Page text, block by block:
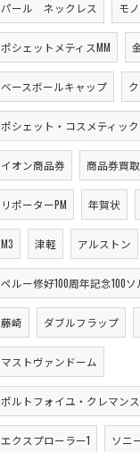
パール ネックレス モ
ポシェットメティスMM
ベースボールキャップ
ポシェット・コスメティック
イオン商品券 商品券買取
リポーターPM 年賀状
M3 津軽 アルストン
ペルー修好100周年記念100ソ
藤崎 ダブルフラップ
マストヴァンドーム
ポルトフォイユ・クレマンス
エクスプローラー1 ソニ